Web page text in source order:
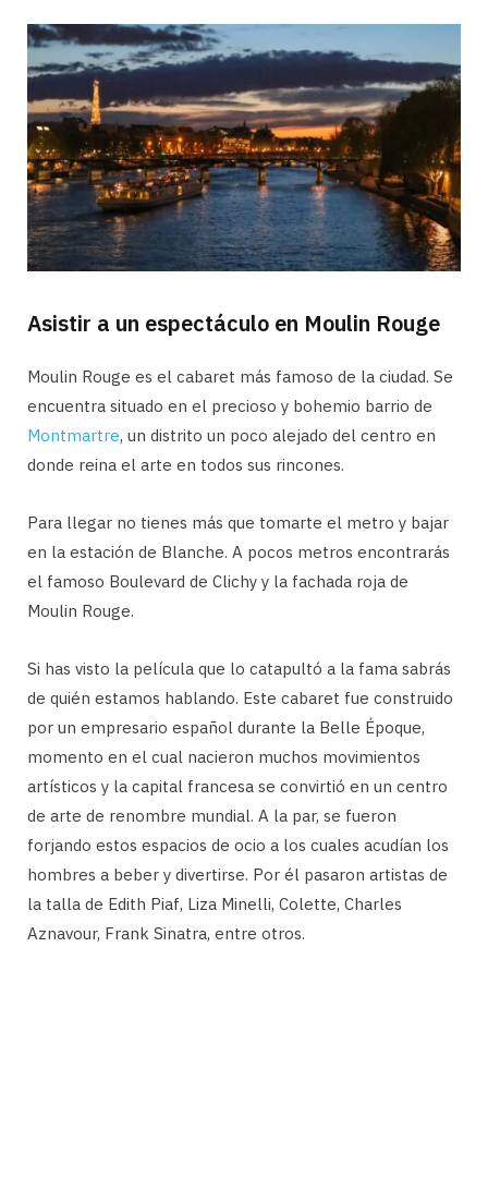
Asistir a un espectáculo en Moulin Rouge
Moulin Rouge es el cabaret más famoso de la ciudad. Se
encuentra situado en el precioso y bohemio barrio de
Montmartre, un distrito un poco alejado del centro en
donde reina el arte en todos sus rincones.
Para llegar no tienes más que tomarte el metro y bajar
en la estación de Blanche. A pocos metros encontrarás
el famoso Boulevard de Clichy y la fachada roja de
Moulin Rouge.
Si has visto la película que lo catapultó a la fama sabrás
de quién estamos hablando. Este cabaret fue construido
por un empresario español durante la Belle Époque,
momento en el cual nacieron muchos movimientos
artísticos y la capital francesa se convirtió en un centro
de arte de renombre mundial. A la par, se fueron
forjando estos espacios de ocio a los cuales acudían los
hombres a beber y divertirse. Por él pasaron artistas de
la talla de Edith Piaf, Liza Minelli, Colette, Charles
Aznavour, Frank Sinatra, entre otros.